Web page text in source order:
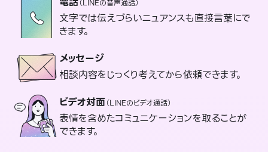
（LINEの音声通話）
文字では伝えづらいニュアンスも直接言葉にで
きます。
メッセージ
相談内容をじっくり考えてから依頼できます。
ビデオ対面（LINEのビデオ通話）
表情を含めたコミュニケーションを取ることが
できます。